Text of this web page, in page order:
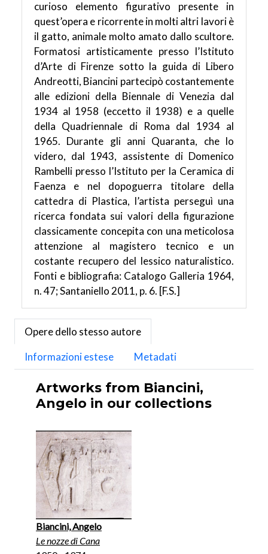
curioso elemento figurativo presente in
quest’opera e ricorrente in molti altri lavori è
il gatto, animale molto amato dallo scultore.
Formatosi artisticamente presso l’Istituto
d’Arte di Firenze sotto la guida di Libero
Andreotti, Biancini partecipò costantemente
alle edizioni della Biennale di Venezia dal
1934 al 1958 (eccetto il 1938) e a quelle
della Quadriennale di Roma dal 1934 al
1965. Durante gli anni Quaranta, che lo
videro, dal 1943, assistente di Domenico
Rambelli presso l’Istituto per la Ceramica di
Faenza e nel dopoguerra titolare della
cattedra di Plastica, l’artista perseguì una
ricerca fondata sui valori della figurazione
classicamente concepita con una meticolosa
attenzione al magistero tecnico e un
costante recupero del lessico naturalistico.
Fonti e bibliografia: Catalogo Galleria 1964,
n. 47; Santaniello 2011, p. 6. [F.S.]
Opere dello stesso autore
Informazioni estese
Metadati
Artworks from Biancini,
Angelo in our collections
Biancini, Angelo
Le nozze di Cana